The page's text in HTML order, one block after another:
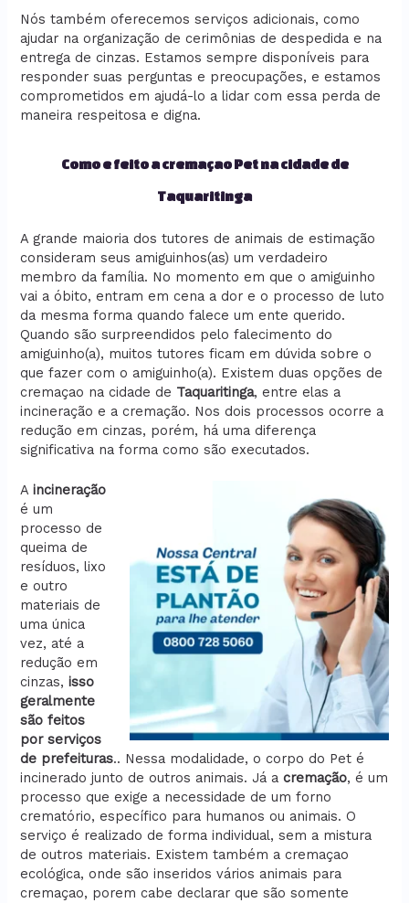
Nós também oferecemos serviços adicionais, como
ajudar na organização de cerimônias de despedida e na
entrega de cinzas. Estamos sempre disponíveis para
responder suas perguntas e preocupações, e estamos
comprometidos em ajudá-lo a lidar com essa perda de
maneira respeitosa e digna.
Como e feito a cremaçao Pet na cidade de
Taquaritinga
A grande maioria dos tutores de animais de estimação
consideram seus amiguinhos(as) um verdadeiro
membro da família. No momento em que o amiguinho
vai a óbito, entram em cena a dor e o processo de luto
da mesma forma quando falece um ente querido.
Quando são surpreendidos pelo falecimento do
amiguinho(a), muitos tutores ficam em dúvida sobre o
que fazer com o amiguinho(a). Existem duas opções de
cremaçao na cidade de Taquaritinga, entre elas a
incineração e a cremação. Nos dois processos ocorre a
redução em cinzas, porém, há uma diferença
significativa na forma como são executados.
Aincineração
é um
processo de
queima de
resíduos, lixo
e outro
materiais de
uma única
vez, até a
redução em
cinzas,isso
geralmente
são feitos
por serviços
de prefeituras.. Nessa modalidade, o corpo do Pet é
incinerado junto de outros animais. Já acremação, é um
processo que exige a necessidade de um forno
crematório, específico para humanos ou animais. O
serviço é realizado de forma individual, sem a mistura
de outros materiais. Existem também a cremaçao
ecológica, onde são inseridos vários animais para
cremaçao, porem cabe declarar que são somente